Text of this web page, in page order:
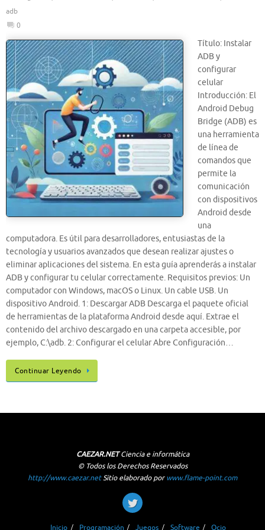
adb
0
Título: Instalar
ADB y
configurar
celular
Introducción: El
Android Debug
Bridge (ADB) es
una herramienta
de línea de
comandos que
permite la
comunicación
con dispositivos
Android desde
una
computadora. Es útil para desarrolladores, entusiastas de la
tecnología y usuarios avanzados que desean realizar ajustes o
eliminar aplicaciones del sistema. En esta guía aprenderás a instalar
ADB y configurar tu celular correctamente. Requisitos previos: Un
computador con Windows, macOS o Linux. Un cable USB. Un
dispositivo Android. 1: Descargar ADB Descarga el paquete oficial
de herramientas de la plataforma Android desde aquí. Extrae el
contenido del archivo descargado en una carpeta accesible, por
ejemplo, C:\adb. 2: Configurar el celular Abre Configuración…
Continuar Leyendo
CAEZAR.NETCiencia e informática
© Todos los Derechos Reservados
http://www.caezar.netSitio elaborado porwww.flame-point.com
Inicio Programación Juegos Software Ocio